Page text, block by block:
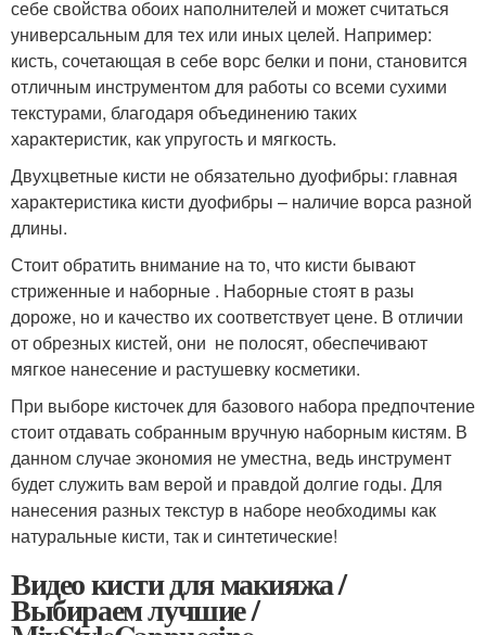
себе свойства обоих наполнителей и может считаться
универсальным для тех или иных целей. Например:
кисть, сочетающая в себе ворс белки и пони, становится
отличным инструментом для работы со всеми сухими
текстурами, благодаря объединению таких
характеристик, как упругость и мягкость.
Двухцветные кисти не обязательно дуофибры: главная
характеристика кисти дуофибры – наличие ворса разной
длины.
Стоит обратить внимание на то, что кисти бывают
стриженные и наборные . Наборные стоят в разы
дороже, но и качество их соответствует цене. В отличии
от обрезных кистей, они не полосят, обеспечивают
мягкое нанесение и растушевку косметики.
При выборе кисточек для базового набора предпочтение
стоит отдавать собранным вручную наборным кистям. В
данном случае экономия не уместна, ведь инструмент
будет служить вам верой и правдой долгие годы. Для
нанесения разных текстур в наборе необходимы как
натуральные кисти, так и синтетические!
Видео кисти для макияжа /
Выбираем лучшие /